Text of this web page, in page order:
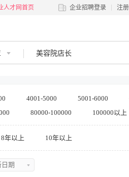
人才网首页 企业招聘登录 注册
4001-5000 5001-6000
80000-100000 100000以上
8年以上 10年以上
期